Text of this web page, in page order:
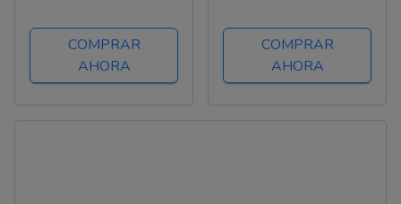
Sacaleches Manual,
Breast Pump,
Saludable e Inofensivo
COMPRAR
AHORA
Advanced Breast
Pump-retail pack of 2
COMPRAR
AHORA